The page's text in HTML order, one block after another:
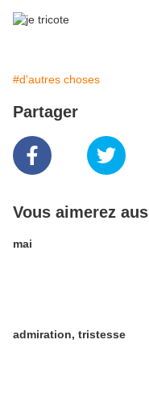
#d'autres choses
Partager
Vous aimerez
mai
admiration, tristesse